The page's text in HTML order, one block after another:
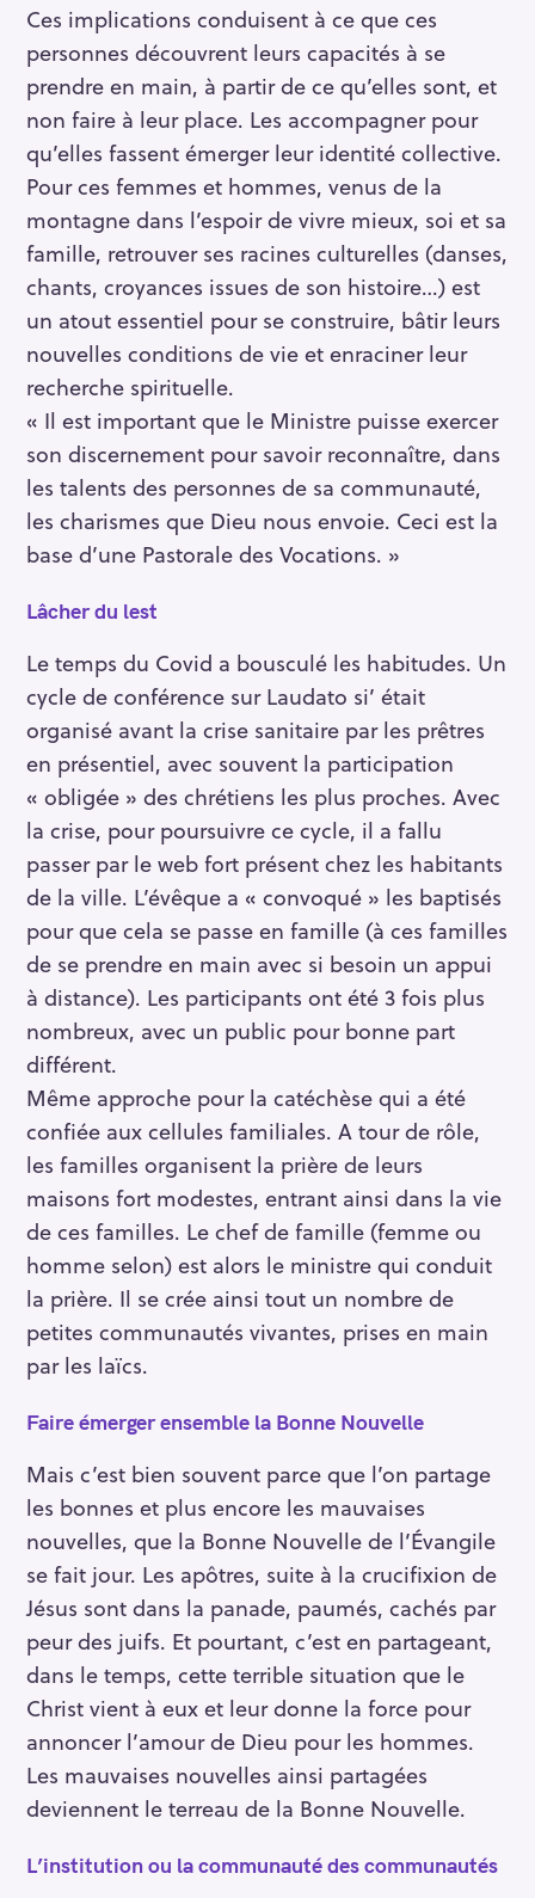
Ces implications conduisent à ce que ces
personnes découvrent leurs capacités à se
prendre en main, à partir de ce qu’elles sont, et
non faire à leur place. Les accompagner pour
qu’elles fassent émerger leur identité collective.
Pour ces femmes et hommes, venus de la
montagne dans l’espoir de vivre mieux, soi et sa
famille, retrouver ses racines culturelles (danses,
chants, croyances issues de son histoire…) est
un atout essentiel pour se construire, bâtir leurs
nouvelles conditions de vie et enraciner leur
recherche spirituelle.
« Il est important que le Ministre puisse exercer
son discernement pour savoir reconnaître, dans
les talents des personnes de sa communauté,
les charismes que Dieu nous envoie. Ceci est la
base d’une Pastorale des Vocations. »
Lâcher du lest
Le temps du Covid a bousculé les habitudes. Un
cycle de conférence sur Laudato si’ était
organisé avant la crise sanitaire par les prêtres
en présentiel, avec souvent la participation
« obligée » des chrétiens les plus proches. Avec
la crise, pour poursuivre ce cycle, il a fallu
passer par le web fort présent chez les habitants
de la ville. L’évêque a « convoqué » les baptisés
pour que cela se passe en famille (à ces familles
de se prendre en main avec si besoin un appui
à distance). Les participants ont été 3 fois plus
nombreux, avec un public pour bonne part
différent.
Même approche pour la catéchèse qui a été
confiée aux cellules familiales. A tour de rôle,
les familles organisent la prière de leurs
maisons fort modestes, entrant ainsi dans la vie
de ces familles. Le chef de famille (femme ou
homme selon) est alors le ministre qui conduit
la prière. Il se crée ainsi tout un nombre de
petites communautés vivantes, prises en main
par les laïcs.
Faire émerger ensemble la Bonne Nouvelle
Mais c’est bien souvent parce que l’on partage
les bonnes et plus encore les mauvaises
nouvelles, que la Bonne Nouvelle de l’Évangile
se fait jour. Les apôtres, suite à la crucifixion de
Jésus sont dans la panade, paumés, cachés par
peur des juifs. Et pourtant, c’est en partageant,
dans le temps, cette terrible situation que le
Christ vient à eux et leur donne la force pour
annoncer l’amour de Dieu pour les hommes.
Les mauvaises nouvelles ainsi partagées
deviennent le terreau de la Bonne Nouvelle.
L’institution ou la communauté des communautés
e